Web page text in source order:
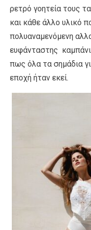
ρετρό γοητεία τους
και κάθε άλλο υλικό
πολυαναμενόμενη
ευφάνταστης
πως όλα τα σημάδια
εποχή ήταν εκεί.